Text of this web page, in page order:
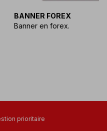
BANNER FOREX
Banner en forex.
prioritaire